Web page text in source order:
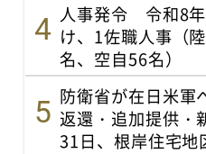
人事発令 令和8
け、1佐職人事（
名、空自56名）
防衛省が在日米軍
返還・追加提供・
31日、根岸住宅地